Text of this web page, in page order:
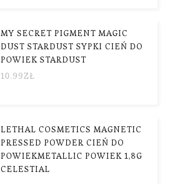
MY SECRET PIGMENT MAGIC
DUST STARDUST SYPKI CIEŃ DO
POWIEK STARDUST
10.99ZŁ
LETHAL COSMETICS MAGNETIC
PRESSED POWDER CIEŃ DO
POWIEKMETALLIC POWIEK 1,8G
CELESTIAL